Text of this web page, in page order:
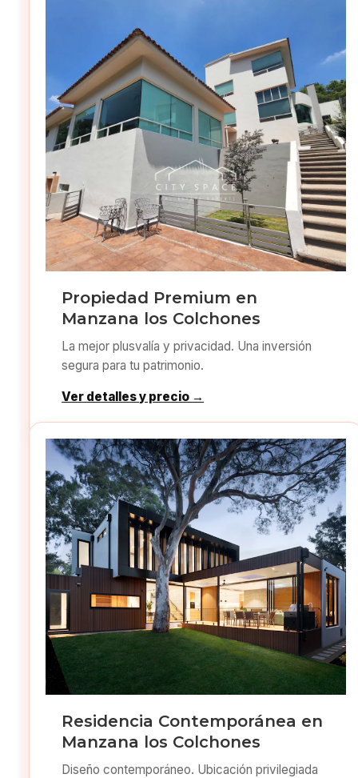
Propiedad Premium en
Manzana los Colchones
La mejor plusvalía y privacidad. Una inversión
segura para tu patrimonio.
Ver detalles y precio →
Residencia Contemporánea en
Manzana los Colchones
Diseño contemporáneo. Ubicación privilegiada